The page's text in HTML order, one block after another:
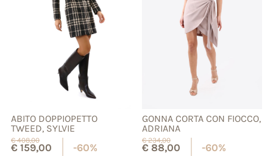
ABITO DOPPIOPETTO
TWEED, SYLVIE
€408,00
€159,00 -60%
GONNA CORTA CON FIOCCO,
ADRIANA
€234,00
€88,00 -60%